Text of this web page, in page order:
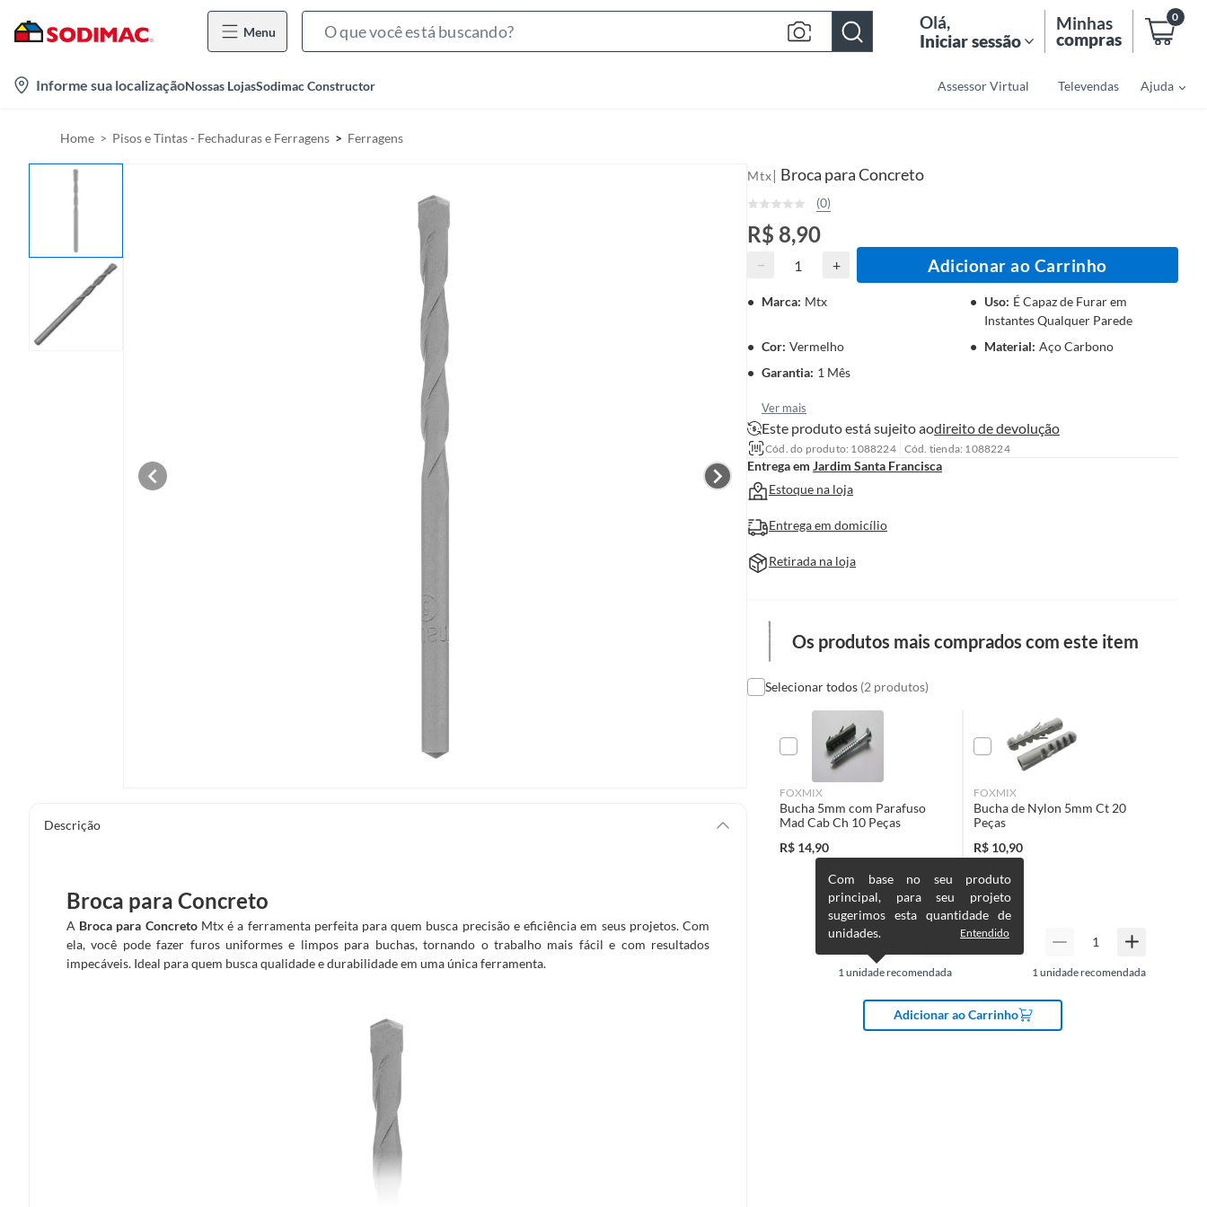
Menu Olá,
Iniciar sessão
Minhas
compras
0
Informe sua localizaçãoNossas LojasSodimac Constructor Assessor Virtual Televendas Ajuda
Home Pisos e Tintas - Fechaduras e Ferragens Ferragens
Descrição
Broca para Concreto
A Broca para ConcretoMtx é a ferramenta perfeita para quem busca precisão e eficiência em seus projetos. Com
ela, você pode fazer furos uniformes e limpos para buchas, tornando o trabalho mais fácil e com resultados
impecáveis. Ideal para quem busca qualidade e durabilidade em uma única ferramenta.
Mtx| Broca para Concreto
(0)
R$ 8,90
− + Adicionar ao Carrinho
Marca: Mtx Uso: É Capaz de Furar em
Instantes Qualquer Parede
Cor: Vermelho Material: Aço Carbono
Garantia: 1 Mês
Ver mais
Este produto está sujeito aodireito de devolução
Cód. do produto: 1088224 Cód. tienda: 1088224
Entrega em Jardim Santa Francisca
Estoque na loja
Entrega em domicílio
Retirada na loja
Os produtos mais comprados com este item
Selecionar todos (2 produtos)
FOXMIX
Bucha 5mm com Parafuso
Mad Cab Ch 10 Peças
R$ 14,90
1 unidade recomendada
Com base no seu produto
principal, para seu projeto
sugerimos esta quantidade de
unidades.
Entendido
FOXMIX
Bucha de Nylon 5mm Ct 20
Peças
R$ 10,90
1 unidade recomendada
Adicionar ao Carrinho